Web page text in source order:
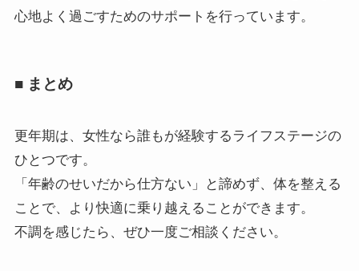
心地よく過ごすためのサポートを行っています。
■ まとめ
更年期は、女性なら誰もが経験するライフステージの
ひとつです。
「年齢のせいだから仕方ない」と諦めず、体を整える
ことで、より快適に乗り越えることができます。
不調を感じたら、ぜひ一度ご相談ください。